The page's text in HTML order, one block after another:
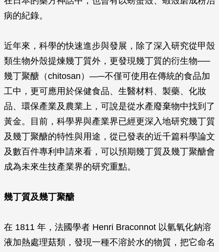
病的紀錄。
近年來，科學的快速進步與發展，除了深入研究從甲殼
類生物外殼提煉幾丁質外，更發現幾丁質的衍生物──
幾丁聚醣（chitosan）—─不僅可使用在傳統的食品加
工中，更可應用於保健食品、生醫材料、製藥、化妝
品、環保產業及農業上，可說是從水產廢棄物中找到了
黃金。目前，科學界與產業界已經更深入地研究幾丁質
及幾丁聚醣的特性與用途，從已發表的近千篇科學論文
及數百件專利申請來看，可以預期幾丁質及幾丁聚醣會
成為未來生技產業界的研究重點。
幾丁質及幾丁聚醣
在 1811 年，法國學者 Henri Braconnot 以氫氧化鈉溶
液加熱處理菇類，發現一種不溶於水的物質，把它命名